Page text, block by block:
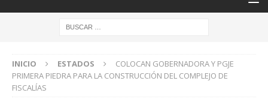
INICIO ESTADOS
COLOCAN GOBERNADORA Y PGJE
PRIMERA PIEDRA PARA LA CONSTRUCCIÓN DEL COMPLEJO DE
FISCALÍAS